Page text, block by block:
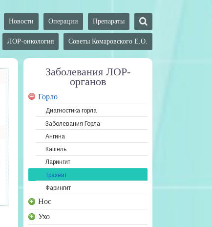
Препараты
Операции
Новости
Советы Комаровского Е.О.
ЛОР-онкология
Заболевания ЛОР-
органов
Горло
Диагностика горла
Заболевания Горла
Ангина
Кашель
Ларингит
Трахеит
Фарингит
Нос
Ухо